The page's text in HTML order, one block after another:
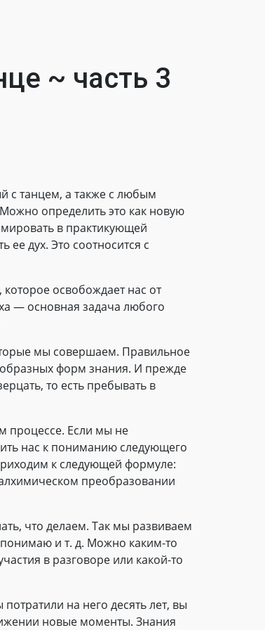
~ часть 3
с танцем, а также с любым
определить это как новую
в практикующей
дух. Это соотносится с
освобождает нас от
— основная задача любого
мы совершаем. Правильное
форм знания. И прежде
то есть пребывать в
процессе. Если мы не
нас к пониманию следующего
к следующей формуле:
преобразовании
что делаем. Так мы развиваем
и т. д. Можно каким-то
в разговоре или какой-то
на него десять лет, вы
новые моменты. Знания